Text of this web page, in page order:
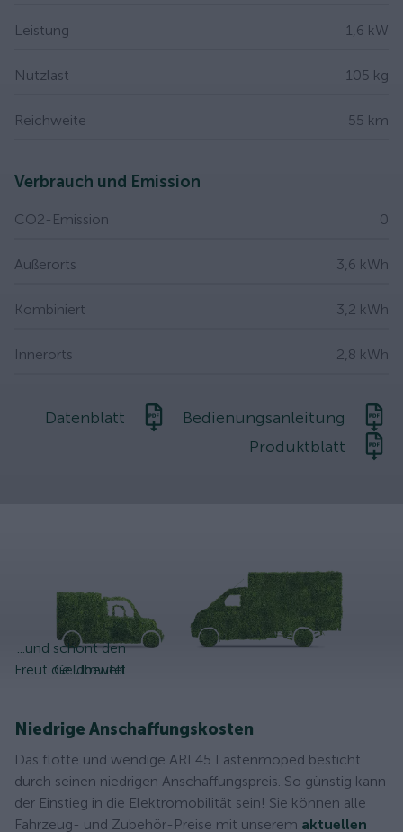
Leistung 1,6 kW
Nutzlast 105 kg
Reichweite 55 km
Verbrauch und Emission
CO2-Emission 0
Außerorts 3,6 kWh
Kombiniert 3,2 kWh
Innerorts 2,8 kWh
Datenblatt
Bedienungsanleitung
Produktblatt
Freut die Umwelt
...und schont den
Geldbeutel
Niedrige Anschaffungskosten
Das flotte und wendige ARI 45 Lastenmoped besticht
durch seinen niedrigen Anschaffungspreis. So günstig kann
der Einstieg in die Elektromobilität sein! Sie können alle
Fahrzeug- und Zubehör-Preise mit unserem aktuellen